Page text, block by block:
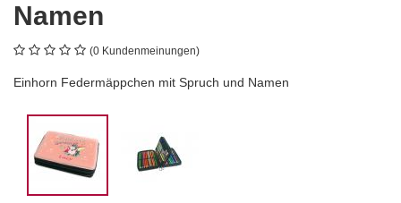
Namen
(0 Kundenmeinungen)
Einhorn Federmäppchen mit Spruch und Namen